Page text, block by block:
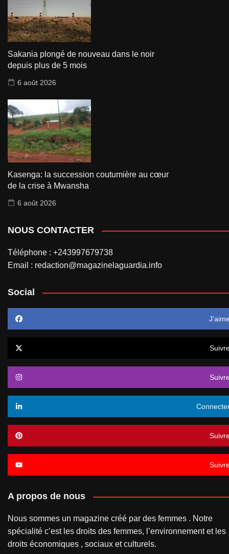
Sakania plongé de nouveau dans le noir
depuis plus de 5 mois
6 août 2026
Kasenga: la succession coutumière au cœur
de la crise à Mwansha
6 août 2026
NOUS CONTACTER
Téléphone : +243997679738
Email : redaction@magazinelaguardia.info
Social
A propos de nous
Nous sommes un magazine créé par des femmes . Notre
spécialité c’est les droits des femmes, l’environnement et les
droits économiques , sociaux et culturels.